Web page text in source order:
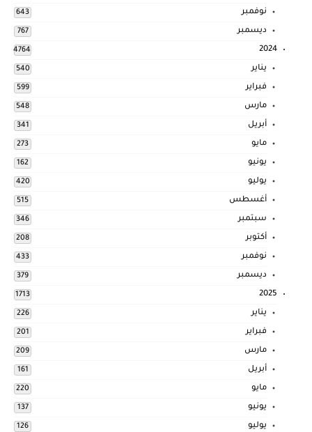
نوفمبر 643
ديسمبر 767
2024
4764
يناير 540
فبراير 599
مارس 548
أبريل 341
مايو 273
يونيو 162
يوليو 420
أغسطس 515
سبتمبر 346
أكتوبر 208
نوفمبر 433
ديسمبر 379
2025
1713
يناير 226
فبراير 201
مارس 209
أبريل 161
مايو 220
يونيو 137
يوليو 126